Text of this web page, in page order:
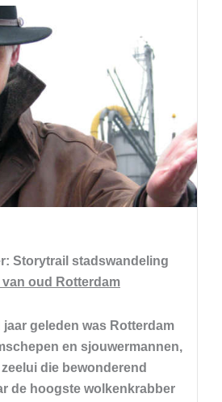
Storytrail stadswandeling
oud Rotterdam
geleden was Rotterdam
en sjouwermannen,
die bewonderend
de hoogste wolkenkrabber